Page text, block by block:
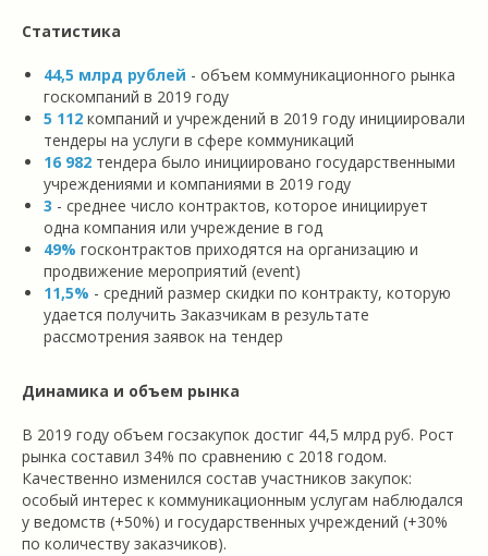
Статистика
44,5 млрд рублей - объем коммуникационного рынка
госкомпаний в 2019 году
5 112 компаний и учреждений в 2019 году инициировали
тендеры на услуги в сфере коммуникаций
16 982 тендера было инициировано государственными
учреждениями и компаниями в 2019 году
3 - среднее число контрактов, которое инициирует
одна компания или учреждение в год
49% госконтрактов приходятся на организацию и
продвижение мероприятий (event)
11,5% - средний размер скидки по контракту, которую
удается получить Заказчикам в результате
рассмотрения заявок на тендер
Динамика и объем рынка
В 2019 году объем госзакупок достиг 44,5 млрд руб. Рост
рынка составил 34% по сравнению с 2018 годом.
Качественно изменился состав участников закупок:
особый интерес к коммуникационным услугам наблюдался
у ведомств (+50%) и государственных учреждений (+30%
по количеству заказчиков).